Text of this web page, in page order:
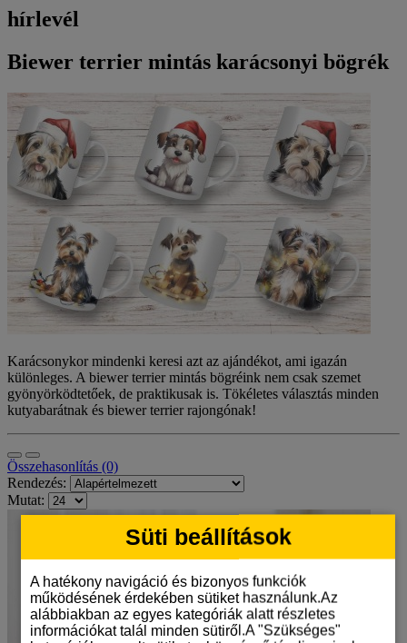
hírlevél
Biewer terrier mintás karácsonyi bögrék
Karácsonykor mindenki keresi azt az ajándékot, ami igazán
különleges. A biewer terrier mintás bögréink nem csak szemet
gyönyörködtetőek, de praktikusak is. Tökéletes választás minden
kutyabarátnak és biewer terrier rajongónak!
Összehasonlítás (0)
Rendezés:
Mutat:
Süti beállítások
A hatékony navigáció és bizonyos funkciók
működésének érdekében sütiket használunk.Az
alábbiakban az egyes kategóriák alatt részletes
információkat talál minden sütiről.A "Szükséges"